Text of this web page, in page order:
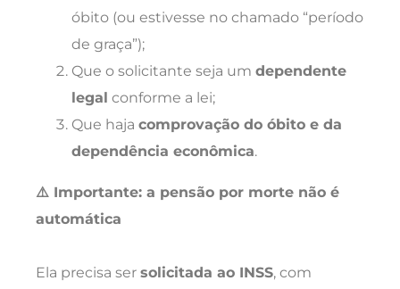
óbito (ou estivesse no chamado “período
de graça”);
Que o solicitante seja um dependente
legal conforme a lei;
Que haja comprovação do óbito e da
dependência econômica.
⚠️ Importante: a pensão por morte não é
automática
Ela precisa ser solicitada ao INSS, com